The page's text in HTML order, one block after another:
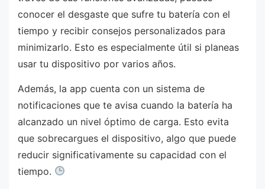
conocer el desgaste que sufre tu batería con el
tiempo y recibir consejos personalizados para
minimizarlo. Esto es especialmente útil si planeas
usar tu dispositivo por varios años.
Además, la app cuenta con un sistema de
notificaciones que te avisa cuando la batería ha
alcanzado un nivel óptimo de carga. Esto evita
que sobrecargues el dispositivo, algo que puede
reducir significativamente su capacidad con el
tiempo.